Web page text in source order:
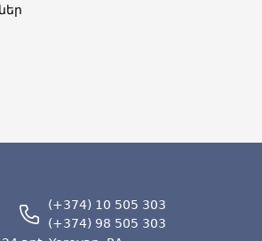
(+374) 10 505 303
(+374) 98 505 303